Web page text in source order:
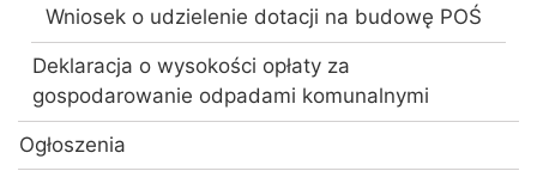
Wniosek o udzielenie dotacji na budowę POŚ
Deklaracja o wysokości opłaty za
gospodarowanie odpadami komunalnymi
Ogłoszenia